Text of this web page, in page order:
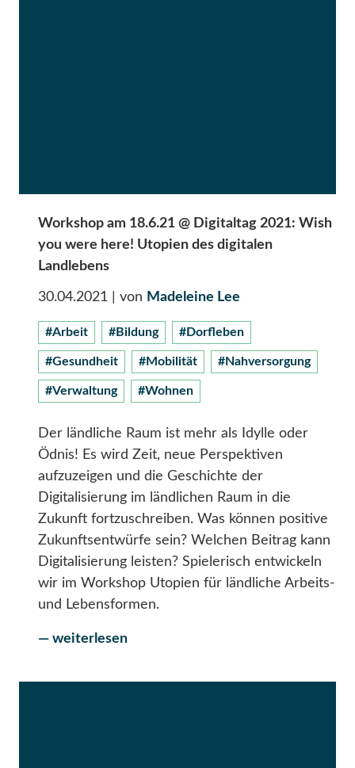
Workshop am 18.6.21 @ Digitaltag 2021: Wish
you were here! Utopien des digitalen
Landlebens
30.04.2021 | von Madeleine Lee
#Arbeit #Bildung #Dorfleben
#Gesundheit #Mobilität #Nahversorgung
#Verwaltung #Wohnen
Der ländliche Raum ist mehr als Idylle oder
Ödnis! Es wird Zeit, neue Perspektiven
aufzuzeigen und die Geschichte der
Digitalisierung im ländlichen Raum in die
Zukunft fortzuschreiben. Was können positive
Zukunftsentwürfe sein? Welchen Beitrag kann
Digitalisierung leisten? Spielerisch entwickeln
wir im Workshop Utopien für ländliche Arbeits-
und Lebensformen.
— weiterlesen